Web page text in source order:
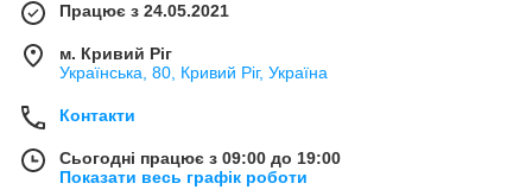
Працює з 24.05.2021
м. Кривий Ріг
Українська, 80, Кривий Ріг, Україна
Контакти
Сьогодні працює з 09:00 до 19:00
Показати весь графік роботи